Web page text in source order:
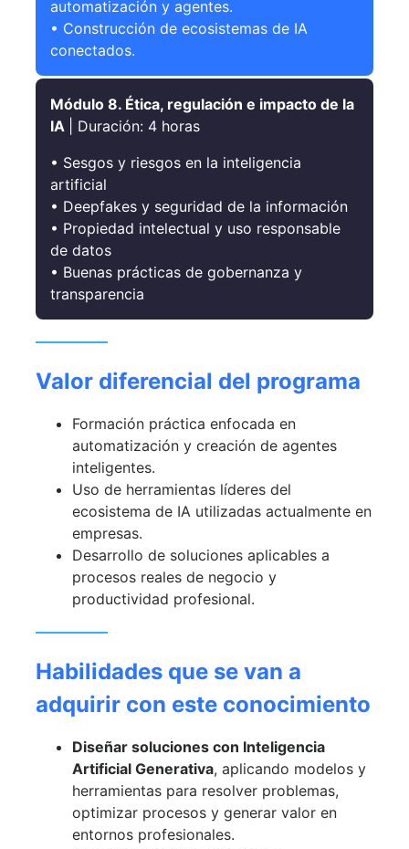
automatización y agentes.
• Construcción de ecosistemas de IA
conectados.
Módulo 8. Ética, regulación e impacto de la
IA
| Duración: 4 horas
• Sesgos y riesgos en la inteligencia
artificial
• Deepfakes y seguridad de la información
• Propiedad intelectual y uso responsable
de datos
• Buenas prácticas de gobernanza y
transparencia
Valor diferencial del programa
Formación práctica enfocada en
automatización y creación de agentes
inteligentes.
Uso de herramientas líderes del
ecosistema de IA utilizadas actualmente en
empresas.
Desarrollo de soluciones aplicables a
procesos reales de negocio y
productividad profesional.
Habilidades que se van a
adquirir con este conocimiento
Diseñar soluciones con Inteligencia
Artificial Generativa, aplicando modelos y
herramientas para resolver problemas,
optimizar procesos y generar valor en
entornos profesionales.